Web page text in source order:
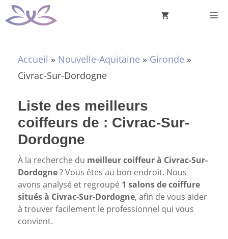
Aller
au
Accueil » Nouvelle-Aquitaine » Gironde »
Civrac-Sur-Dordogne
Liste des meilleurs
coiffeurs de : Civrac-Sur-
Dordogne
À la recherche du meilleur coiffeur à Civrac-Sur-
Dordogne? Vous êtes au bon endroit. Nous
avons analysé et regroupé 1 salons de coiffure
situés à Civrac-Sur-Dordogne, afin de vous aider
à trouver facilement le professionnel qui vous
convient.